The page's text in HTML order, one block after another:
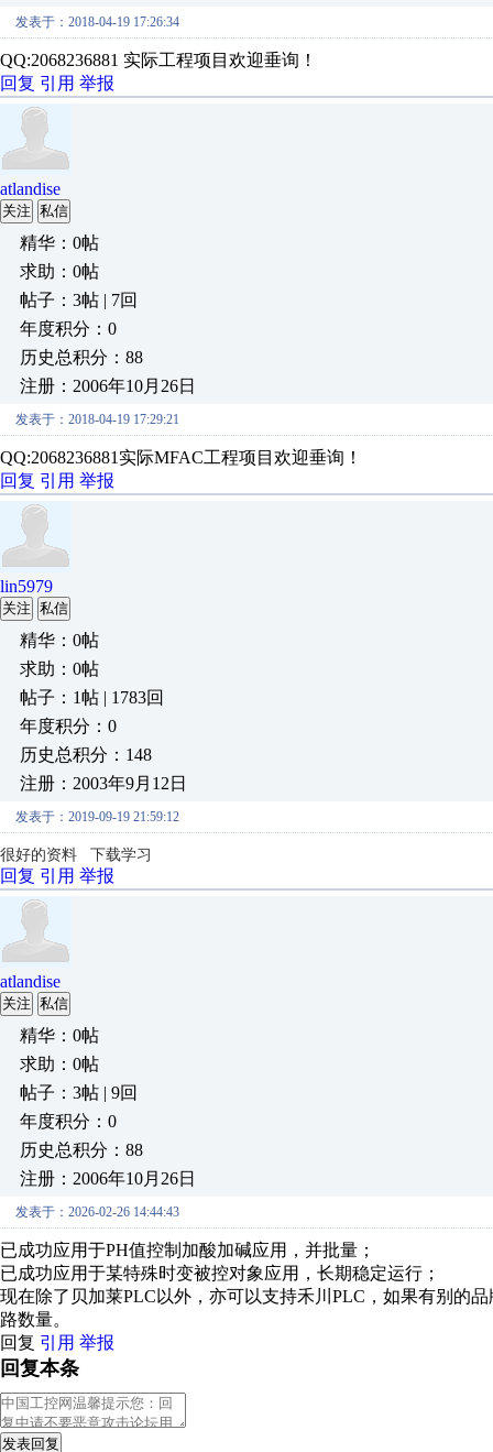
发表于：2018-04-19 17:26:34
QQ:2068236881 实际工程项目欢迎垂询！
回复 引用 举报
atlandise
关注 私信
精华：0帖
求助：0帖
帖子：3帖 | 7回
年度积分：0
历史总积分：88
注册：2006年10月26日
发表于：2018-04-19 17:29:21
QQ:2068236881实际MFAC工程项目欢迎垂询！
回复 引用 举报
lin5979
关注 私信
精华：0帖
求助：0帖
帖子：1帖 | 1783回
年度积分：0
历史总积分：148
注册：2003年9月12日
发表于：2019-09-19 21:59:12
很好的资料 下载学习
回复 引用 举报
atlandise
关注 私信
精华：0帖
求助：0帖
帖子：3帖 | 9回
年度积分：0
历史总积分：88
注册：2006年10月26日
发表于：2026-02-26 14:44:43
已成功应用于PH值控制加酸加碱应用，并批量；
已成功应用于某特殊时变被控对象应用，长期稳定运行；
现在除了贝加莱PLC以外，亦可以支持禾川PLC，如果有别的
路数量。
回复 引用 举报
回复本条
发表回复